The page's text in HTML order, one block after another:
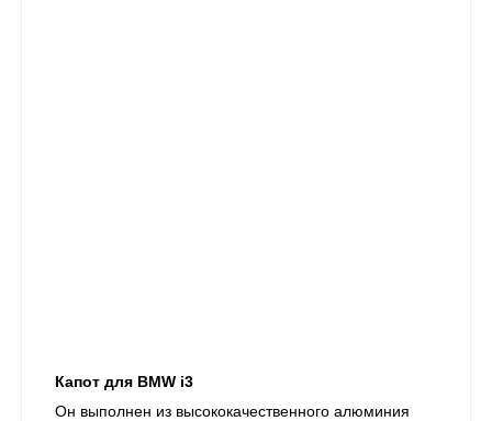
Капот для BMW i3
Он выполнен из высококачественного алюминия